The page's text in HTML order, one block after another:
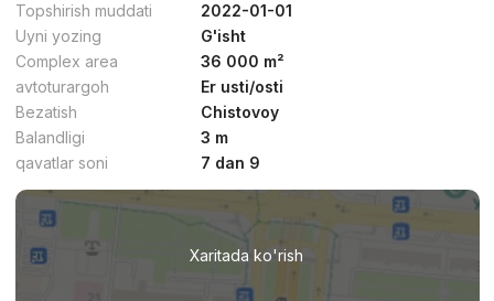
Topshirish muddati
2022-01-01
Uyni yozing
G'isht
Complex area
36 000 m²
avtoturargoh
Er usti/osti
Bezatish
Chistovoy
Balandligi
3 m
qavatlar soni
7 dan 9
Xaritada ko'rish